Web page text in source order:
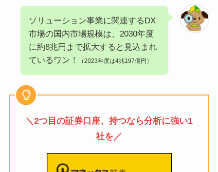
ソリューション事業に関連するDX
市場の国内市場規模は、2030年度
に約8兆円まで拡大すると見込まれ
ているワン！
（2023年度は4兆197億円）
＼2つ目の証券口座、持つなら分析に強い1
社を／